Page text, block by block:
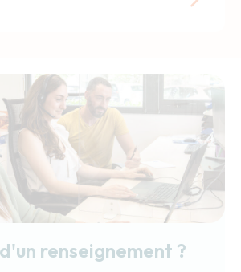
renseignement ?